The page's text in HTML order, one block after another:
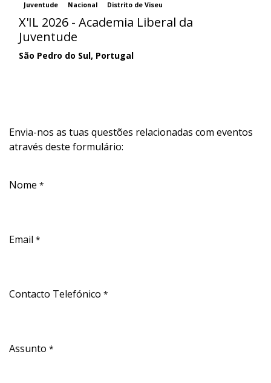
Juventude Nacional Distrito de Viseu
X'IL 2026 - Academia Liberal da
Juventude
São Pedro do Sul, Portugal
Envia-nos as tuas questões relacionadas com eventos
através deste formulário:
Nome *
Email *
Contacto Telefónico *
Assunto *